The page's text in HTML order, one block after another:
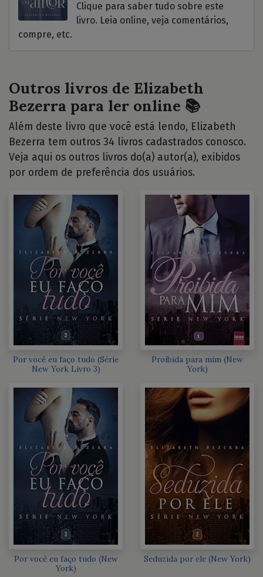
Clique para saber tudo sobre este
livro. Leia online, veja comentários,
compre, etc.
Outros livros de Elizabeth
Bezerra para ler online 📚
Além deste livro que você está lendo, Elizabeth
Bezerra tem outros 34 livros cadastrados conosco.
Veja aqui os outros livros do(a) autor(a), exibidos
por ordem de preferência dos usuários.
Por você eu faço tudo (Série
New York Livro 3)
Proibida para mim (New
York)
Por você eu faço tudo (New
York)
Seduzida por ele (New York)